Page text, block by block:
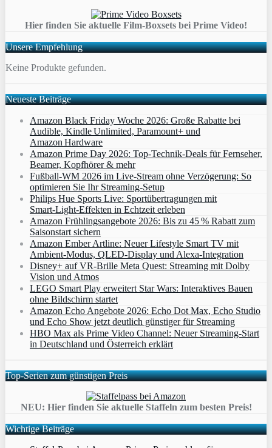
Hier finden Sie aktuelle Film-Boxsets bei Prime Video!
Unsere Empfehlung
Keine Produkte gefunden.
Neueste Beiträge
Amazon Black Friday Woche 2026: Große Rabatte bei
Audible, Kindle Unlimited, Paramount+ und
Amazon Hardware
Amazon Prime Day 2026: Top-Technik-Deals für Fernseher,
Beamer, Kopfhörer & mehr
Fußball-WM 2026 im Live-Stream ohne Verzögerung: So
optimieren Sie Ihr Streaming-Setup
Philips Hue Sports Live: Sportübertragungen mit
Smart‑Light‑Effekten in Echtzeit erleben
Amazon Frühlingsangebote 2026: Bis zu 45 % Rabatt zum
Saisonstart sichern
Amazon Ember Artline: Neuer Lifestyle Smart TV mit
Ambient‑Modus, QLED‑Display und Alexa‑Integration
Disney+ auf VR-Brille Meta Quest: Streaming mit Dolby
Vision und Atmos
LEGO Smart Play erweitert Star Wars: Interaktives Bauen
ohne Bildschirm startet
Amazon Echo Angebote 2026: Echo Dot Max, Echo Studio
und Echo Show jetzt deutlich günstiger für Streaming
HBO Max als Prime Video Channel: Neuer Streaming‑Start
in Deutschland und Österreich erklärt
Top-Serien zum günstigen Preis
NEU: Hier finden Sie aktuelle Staffeln zum besten Preis!
Wichtige Beiträge